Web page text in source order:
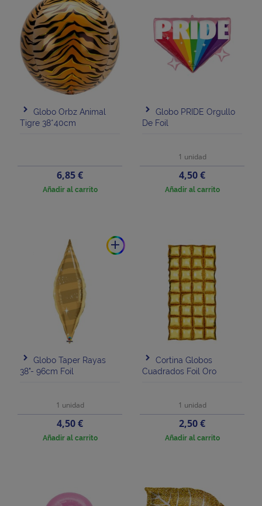
Globo Orbz Animal
Tigre 38*40cm
Precio
6,85 €
Añadir al carrito
Globo PRIDE Orgullo
De Foil
1 unidad
Precio
4,50 €
Añadir al carrito
add
Globo Taper Rayas
38"- 96cm Foil
1 unidad
Precio
4,50 €
Añadir al carrito
Cortina Globos
Cuadrados Foil Oro
1 unidad
Precio
2,50 €
Añadir al carrito